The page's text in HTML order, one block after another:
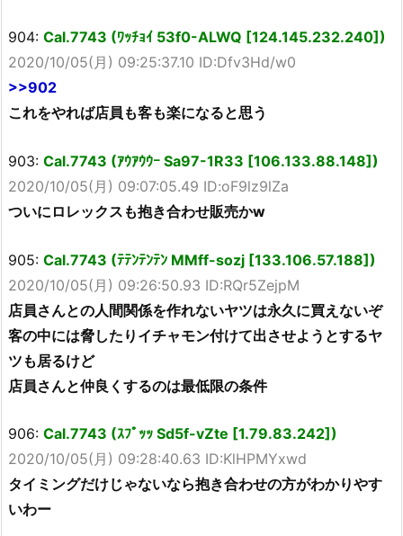
904: Cal.7743 (ﾜｯﾁｮｲ 53f0-ALWQ [124.145.232.240])
2020/10/05(月) 09:25:37.10 ID:Dfv3Hd/w0
>>902
これをやれば店員も客も楽になると思う
903: Cal.7743 (ｱｳｱｳｳｰ Sa97-1R33 [106.133.88.148])
2020/10/05(月) 09:07:05.49 ID:oF9lz9lZa
ついにロレックスも抱き合わせ販売かw
905: Cal.7743 (ﾃﾃﾝﾃﾝﾃﾝ MMff-sozj [133.106.57.188])
2020/10/05(月) 09:26:50.93 ID:RQr5ZejpM
店員さんとの人間関係を作れないヤツは永久に買えないぞ
客の中には脅したりイチャモン付けて出させようとするヤ
ツも居るけど
店員さんと仲良くするのは最低限の条件
906: Cal.7743 (ｽﾌﾟｯｯ Sd5f-vZte [1.79.83.242])
2020/10/05(月) 09:28:40.63 ID:KlHPMYxwd
タイミングだけじゃないなら抱き合わせの方がわかりやす
いわー